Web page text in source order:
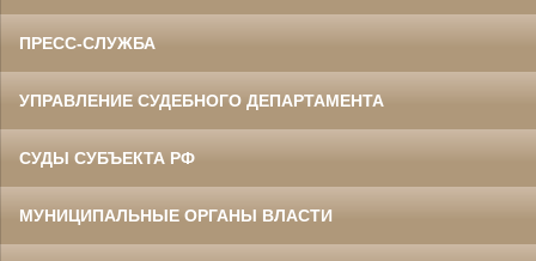
ПРЕСС-СЛУЖБА
УПРАВЛЕНИЕ СУДЕБНОГО ДЕПАРТАМЕНТА
СУДЫ СУБЪЕКТА РФ
МУНИЦИПАЛЬНЫЕ ОРГАНЫ ВЛАСТИ